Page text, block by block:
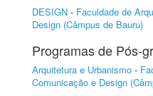
DESIGN - Faculdade de
Design (Câmpus de Bauru)
Programas de Pós-
Arquitetura e Urbanismo -
Comunicação e Design